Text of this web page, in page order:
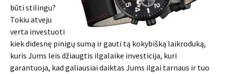
būti stilingu?
Tokiu atveju
verta investuoti
kiek didesnę pinigų sumą ir gauti tą kokybišką laikroduką,
kuris Jums leis džiaugtis ilgalaike investicija, kuri
garantuoja, kad galiausiai daiktas Jums ilgai tarnaus ir tuo